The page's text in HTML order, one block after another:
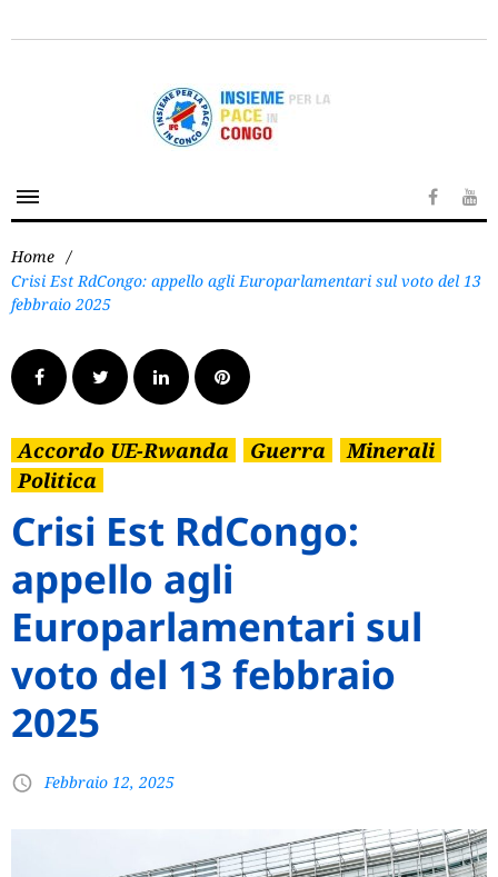
Home /
Crisi Est RdCongo: appello agli Europarlamentari sul voto del 13
febbraio 2025
Accordo UE-Rwanda Guerra
Minerali
Politica
Crisi Est RdCongo:
appello agli
Europarlamentari sul
voto del 13 febbraio
2025
Febbraio 12, 2025